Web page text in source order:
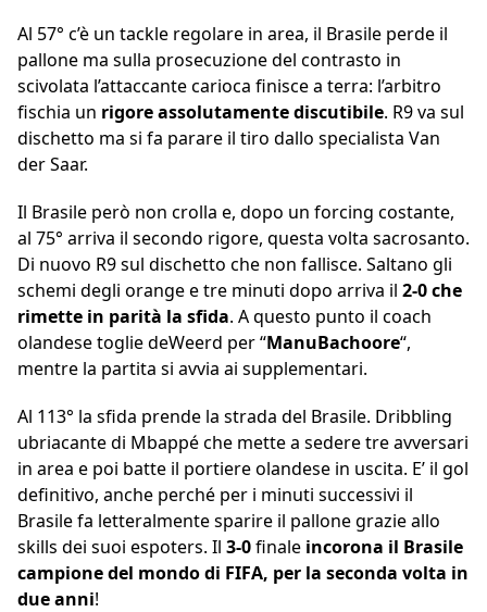
Al 57° c’è un tackle regolare in area, il Brasile perde il
pallone ma sulla prosecuzione del contrasto in
scivolata l’attaccante carioca finisce a terra: l’arbitro
fischia un rigoreassolutamente discutibile. R9 va sul
dischetto ma si fa parare il tiro dallo specialista Van
der Saar.
Il Brasile però non crolla e, dopo un forcing costante,
al 75° arriva il secondo rigore, questa volta sacrosanto.
Di nuovo R9 sul dischetto che non fallisce. Saltano gli
schemi degli orange e tre minuti dopo arriva il 2-0 che
rimette in parità la sfida. A questo punto il coach
olandese toglie deWeerd per “ManuBachoore“,
mentre la partita si avvia ai supplementari.
Al 113° la sfida prende la strada del Brasile. Dribbling
ubriacante di Mbappé che mette a sedere tre avversari
in area e poi batte il portiere olandese in uscita. E’ il gol
definitivo, anche perché per i minuti successivi il
Brasile fa letteralmente sparire il pallone grazie allo
skills dei suoi espoters. Il 3-0finale incorona il Brasile
campione del mondo di FIFA, per la seconda volta in
due anni!